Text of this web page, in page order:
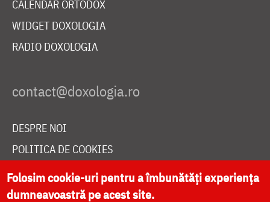
CALENDAR ORTODOX
WIDGET DOXOLOGIA
RADIO DOXOLOGIA
DESPRE NOI
POLITICA DE COOKIES
DONEAZĂ ONLINE PENTRU CATEDRALA NAȚIONALĂ
Folosim cookie-uri pentru a îmbunătăți experiența
dumneavoastră pe acest site.